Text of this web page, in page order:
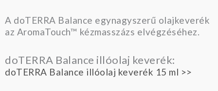
A doTERRA Balance egynagyszerű olajkeverék
az AromaTouch™ kézmasszázs elvégzéséhez.
doTERRA Balance illóolaj keverék:
doTERRA Balance illóolaj keverék 15 ml >>